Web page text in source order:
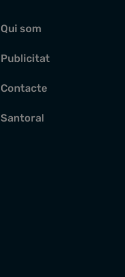
Qui som
Publicitat
Contacte
Santoral